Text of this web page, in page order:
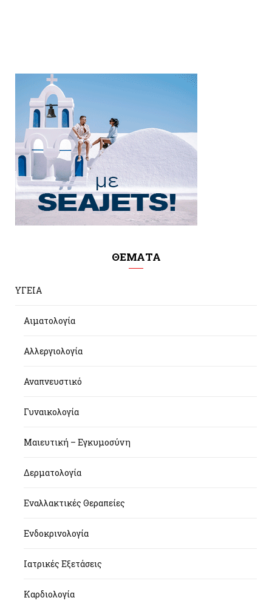
ΘΕΜΑΤΑ
ΥΓΕΙΑ
Αιματολογία
Αλλεργιολογία
Αναπνευστικό
Γυναικολογία
Μαιευτική – Εγκυμοσύνη
Δερματολογία
Εναλλακτικές Θεραπείες
Ενδοκρινολογία
Ιατρικές Εξετάσεις
Καρδιολογία